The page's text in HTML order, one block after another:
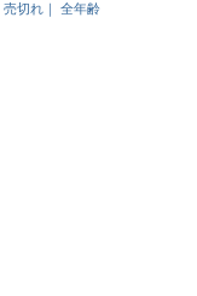
売切れ｜
全年齢